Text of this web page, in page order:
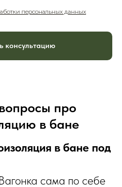
персональных данных
консультацию
про
в бане
в бане под
сама по себе